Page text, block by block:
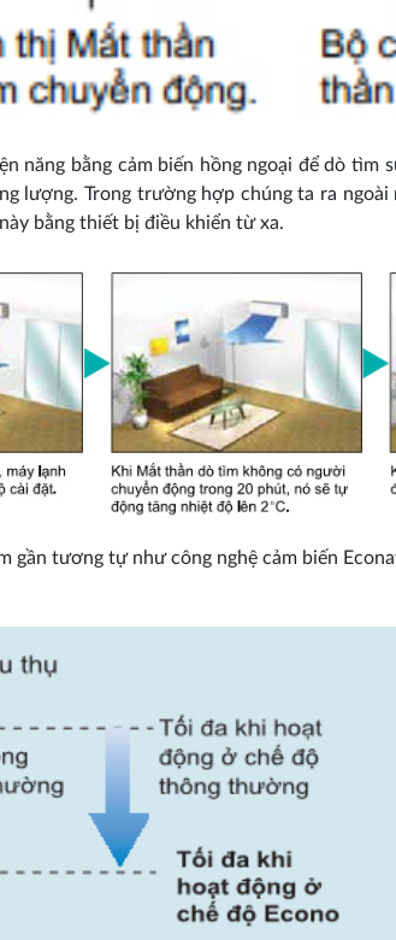
năng bằng cảm biến hồng ngoại để dò
lượng. Trong trường hợp chúng ta ra
bằng thiết bị điều khiển từ xa.
gần tương tự như công nghệ cảm biến